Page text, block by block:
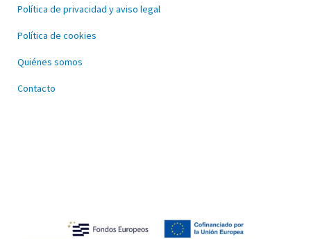
Política de privacidad y aviso legal
Política de cookies
Quiénes somos
Contacto